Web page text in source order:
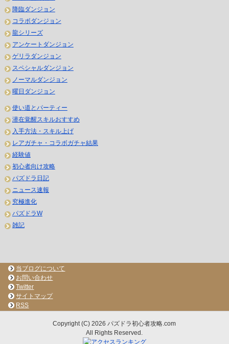
降臨ダンジョン
コラボダンジョン
龍シリーズ
アンケートダンジョン
ゲリラダンジョン
スペシャルダンジョン
ノーマルダンジョン
曜日ダンジョン
使い道とパーティー
潜在覚醒スキルおすすめ
入手方法・スキル上げ
レアガチャ・コラボガチャ結果
経験値
初心者向け攻略
パズドラ日記
ニュース速報
究極進化
パズドラW
雑記
当ブログについて
お問い合わせ
Twitter
サイトマップ
RSS
Copyright (C) 2026 パズドラ初心者攻略.com
All Rights Reserved.